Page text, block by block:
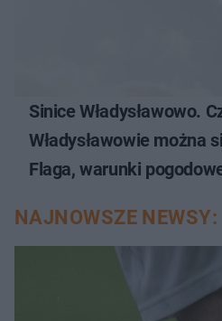
Sinice Władysławowo.
Władysławowie można
Flaga, warunki
NAJNOWSZE NEWSY: